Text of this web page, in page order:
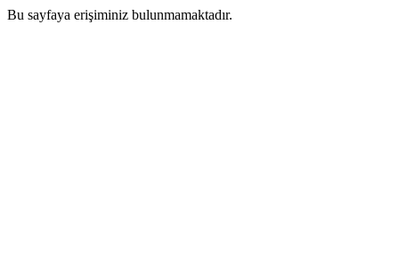
Bu sayfaya erişiminiz bulunmamaktadır.